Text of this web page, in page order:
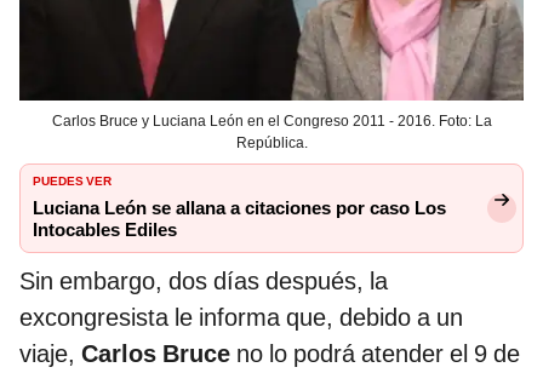
Carlos Bruce y Luciana León en el Congreso 2011 - 2016. Foto: La
República.
PUEDES VER
Luciana León se allana a citaciones por caso Los
Intocables Ediles
Sin embargo, dos días después, la
excongresista le informa que, debido a un
viaje, Carlos Bruce no lo podrá atender el 9 de